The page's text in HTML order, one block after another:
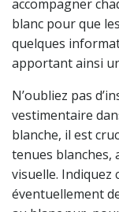
accompagner
blanc pour que
quelques
apportant ainsi
N’oubliez pas
vestimentaire
blanche, il est
tenues blanches,
visuelle. Indiquez
éventuellement